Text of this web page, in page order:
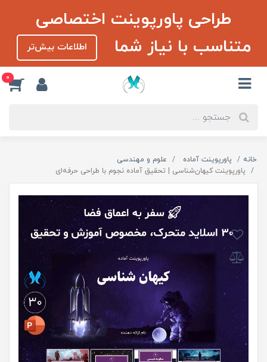
طراحی پاورپوینت اختصاصی
متناسب با نیاز شما
اطلاعات بیش‌تر
0
خانه پاورپوینت آماده
علوم و مهندسی
پاورپوینت کیهان‌شناسی | تحقیق آماده نجوم با طراحی حرفه‌ای